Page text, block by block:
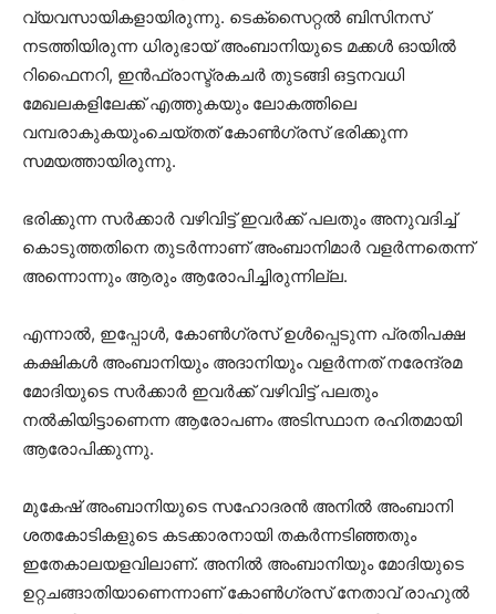
വ്യവസായികളായിരുന്നു. ടെക്‌സൈറ്റല്‍ ബിസിനസ്
നടത്തിയിരുന്ന ധിരുഭായ് അംബാനിയുടെ മക്കള്‍ ഓയില്‍
റിഫൈനറി, ഇന്‍ഫ്രാസ്ട്രകചര്‍ തുടങ്ങി ഒട്ടനവധി
മേഖലകളിലേക്ക് എത്തുകയും ലോകത്തിലെ
വമ്പരാകുകയുംചെയ്തത് കോണ്‍ഗ്രസ് ഭരിക്കുന്ന
സമയത്തായിരുന്നു.
ഭരിക്കുന്ന സര്‍ക്കാര്‍ വഴിവിട്ട് ഇവര്‍ക്ക് പലതും അനുവദിച്ച്
കൊടുത്തതിനെ തുടര്‍ന്നാണ് അംബാനിമാര്‍ വളര്‍ന്നതെന്ന്
അന്നൊന്നും ആരും ആരോപിച്ചിരുന്നില്ല.
എന്നാല്‍, ഇപ്പോള്‍, കോണ്‍ഗ്രസ് ഉള്‍പ്പെടുന്ന പ്രതിപക്ഷ
കക്ഷികള്‍ അംബാനിയും അദാനിയും വളര്‍ന്നത് നരേന്ദ്രമ
മോദിയുടെ സര്‍ക്കാര്‍ ഇവര്‍ക്ക് വഴിവിട്ട് പലതും
നല്‍കിയിട്ടാണെന്ന ആരോപണം അടിസ്ഥാന രഹിതമായി
ആരോപിക്കുന്നു.
മുകേഷ് അംബാനിയുടെ സഹോദരന്‍ അനില്‍ അംബാനി
ശതകോടികളുടെ കടക്കാരനായി തകര്‍ന്നടിഞ്ഞതും
ഇതേകാലയളവിലാണ്. അനില്‍ അംബാനിയും മോദിയുടെ
ഉറ്റചങ്ങാതിയാണെന്നാണ് കോണ്‍ഗ്രസ് നേതാവ് രാഹുല്‍